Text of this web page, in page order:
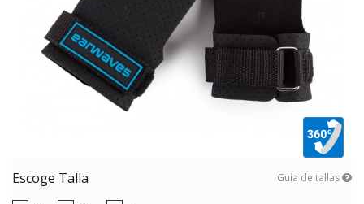
Escoge Talla Guía de tallas